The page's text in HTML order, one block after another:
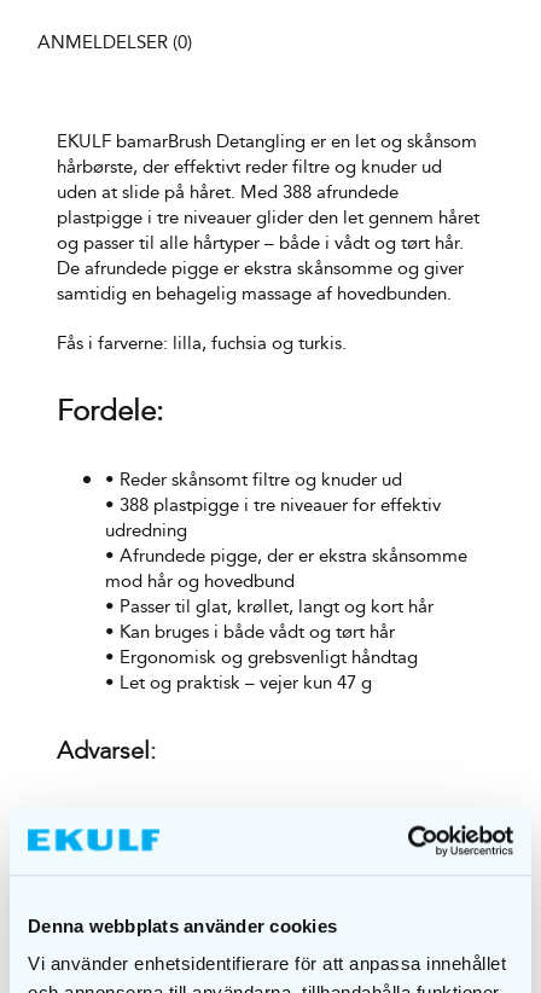
Denna webbplats använder cookies
Vi använder enhetsidentifierare för att anpassa innehållet
ANMELDELSER (0)
EKULF bamarBrush Detangling er en let og skånsom
hårbørste, der effektivt reder filtre og knuder ud
uden at slide på håret. Med 388 afrundede
plastpigge i tre niveauer glider den let gennem håret
og passer til alle hårtyper – både i vådt og tørt hår.
De afrundede pigge er ekstra skånsomme og giver
samtidig en behagelig massage af hovedbunden.
Fås i farverne: lilla, fuchsia og turkis.
Fordele:
• Reder skånsomt filtre og knuder ud
• 388 plastpigge i tre niveauer for effektiv
udredning
• Afrundede pigge, der er ekstra skånsomme
mod hår og hovedbund
• Passer til glat, krøllet, langt og kort hår
• Kan bruges i både vådt og tørt hår
• Ergonomisk og grebsvenligt håndtag
• Let og praktisk – vejer kun 47 g
Advarsel:
hårtørrer.